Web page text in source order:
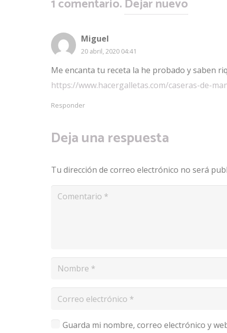
1 comentario. Dejar nuevo
Miguel
20 abril, 2020 04:41
Me encanta tu receta la he probado y saben
https://www.hacergalletas.com/caseras-de-
Responder
Deja una respuesta
Tu dirección de correo electrónico no será
Guarda mi nombre, correo electrónico y